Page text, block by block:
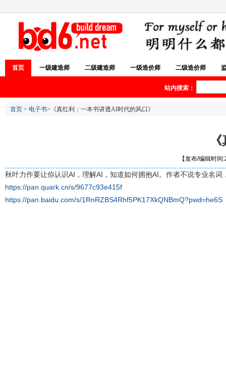
首页 一级建造师 二级建造师 一级造价师 二级造价师
站内搜索：
首页 > 电子书>《真红利：一本书讲透AI时代的风口》
【发布/编辑时
秋叶力作要让你认识AI，理解AI，知道如何拥抱AI。作者不说专业名
https://pan.quark.cn/s/9677c93e415f
https://pan.baidu.com/s/1RnRZBS4Rhf5PK17XkQNBmQ?pwd=he6S